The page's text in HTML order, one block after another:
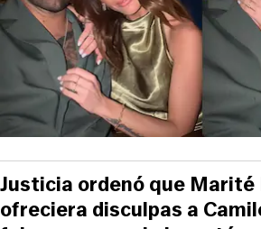
Justicia ordenó que
ofreciera disculpas a